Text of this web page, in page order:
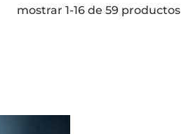
mostrar 1-16 de 59 productos